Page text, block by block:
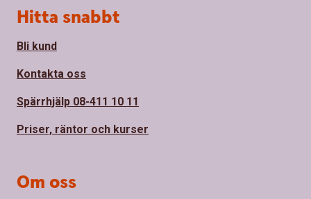
Sidfot
Hitta snabbt
Bli kund
Kontakta oss
Spärrhjälp 08-411 10 11
Priser, räntor och kurser
Om oss